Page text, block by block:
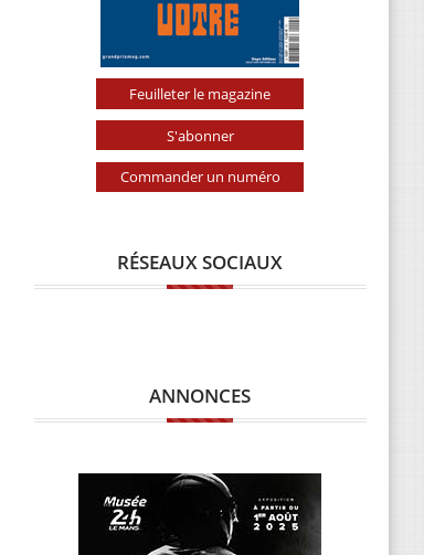
Feuilleter le magazine
S'abonner
Commander un numéro
RÉSEAUX SOCIAUX
ANNONCES